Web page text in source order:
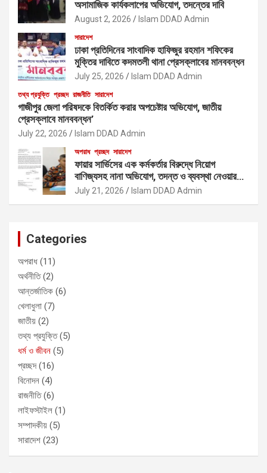
অসামাজিক কার্যকলাপের অভিযোগ, তদন্তের দাবি
August 2, 2026 Islam DDAD Admin
সারাদেশ
ঢাকা প্রতিদিনের সাংবাদিক হাফিজুর রহমান শফিকের
মুক্তির দাবিতে কদমতলী থানা প্রেসক্লাবের মানববন্ধন
July 25, 2026 Islam DDAD Admin
তথ্য প্রযুক্তি প্রচ্ছদ রাজনীতি সারাদেশ
গাজীপুর জেলা পরিষদকে বিতর্কিত করার অপচেষ্টার অভিযোগ, জাতীয়
প্রেসক্লাবে মানববন্ধন’
July 22, 2026 Islam DDAD Admin
অপরাধ প্রচ্ছদ সারাদেশ
ফায়ার সার্ভিসের এক কর্মকর্তার বিরুদ্ধে নিয়োগ
বাণিজ্যসহ নানা অভিযোগ, তদন্ত ও ব্যবস্থা নেওয়ার
দাবি
July 21, 2026 Islam DDAD Admin
Categories
অপরাধ (11)
অর্থনীতি(2)
আন্তর্জাতিক (6)
খেলাধুলা (7)
জাতীয় (2)
তথ্য প্রযুক্তি(5)
ধর্ম ও জীবন (5)
প্রচ্ছদ(16)
বিনোদন (4)
রাজনীতি(6)
লাইফস্টাইল (1)
সম্পাদকীয় (5)
সারাদেশ (23)